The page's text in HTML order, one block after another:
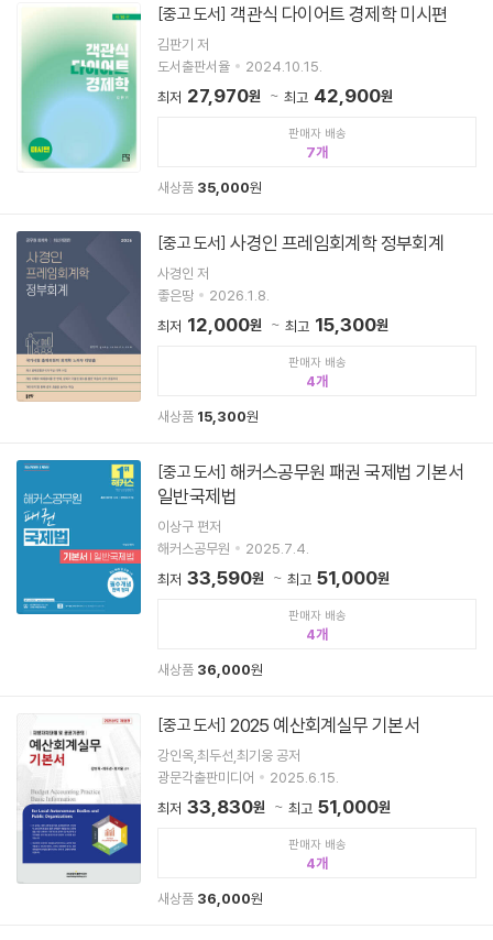
[중고 도서] 객관식 다이어트 경제학 미시편
김판기 저
도서출판서율
2024.10.15.
최저 27,970원 최고 42,900원
판매자 배송
7
새상품 35,000원
[중고 도서] 사경인 프레임회계학 정부회계
사경인 저
좋은땅
2026.1.8.
최저 12,000원 최고 15,300원
판매자 배송
4
새상품 15,300원
[중고 도서] 해커스공무원 패권 국제법 기본서
일반국제법
이상구 편저
해커스공무원
2025.7.4.
최저 33,590원 최고 51,000원
판매자 배송
4
새상품 36,000원
[중고 도서] 2025 예산회계실무 기본서
강인옥,최두선,최기웅 공저
광문각출판미디어
2025.6.15.
최저 33,830원 최고 51,000원
판매자 배송
4
새상품 36,000원